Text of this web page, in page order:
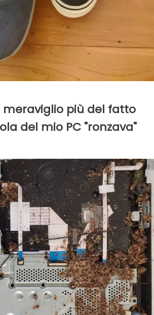
meraviglio più del fatto
del mio PC "ronzava"